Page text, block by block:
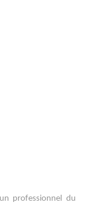
professionnel du